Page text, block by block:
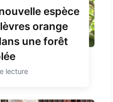
espèce
orange
une forêt
lecture